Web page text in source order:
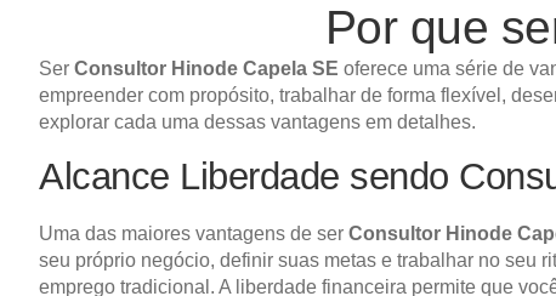
Por que
Ser Consultor Hinode Capela SE oferece uma série de
empreender com propósito, trabalhar de forma flexível,
explorar cada uma dessas vantagens em detalhes.
Alcance Liberdade sendo
Uma das maiores vantagens de ser Consultor Hinode
seu próprio negócio, definir suas metas e trabalhar no seu
emprego tradicional. A liberdade financeira permite que